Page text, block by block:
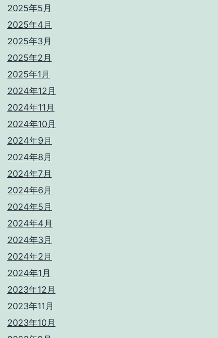
2025年5月
2025年4月
2025年3月
2025年2月
2025年1月
2024年12月
2024年11月
2024年10月
2024年9月
2024年8月
2024年7月
2024年6月
2024年5月
2024年4月
2024年3月
2024年2月
2024年1月
2023年12月
2023年11月
2023年10月